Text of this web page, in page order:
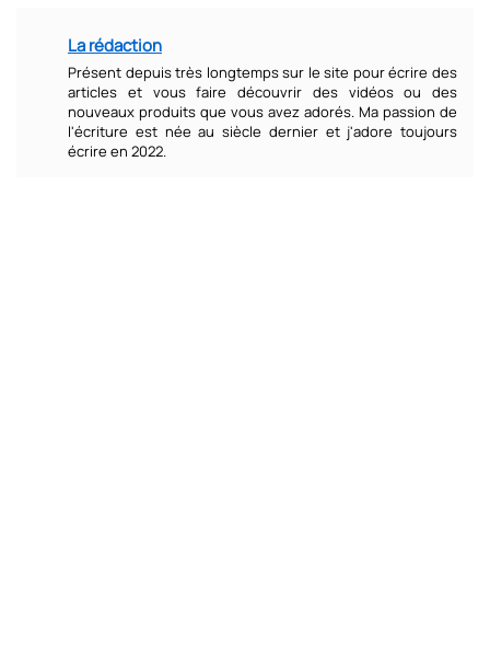
La rédaction
Présent depuis très longtemps sur le site pour écrire des
articles et vous faire découvrir des vidéos ou des
nouveaux produits que vous avez adorés. Ma passion de
l'écriture est née au siècle dernier et j'adore toujours
écrire en 2022.